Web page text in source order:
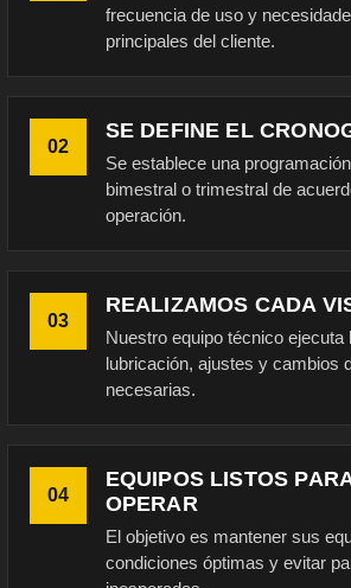
frecuencia de uso y
principales del cliente.
02
SE DEFINE EL
Se establece una programación
bimestral o trimestral de
operación.
03
REALIZAMOS CADA
Nuestro equipo técnico ejecuta
lubricación, ajustes y cambios
necesarias.
04
EQUIPOS LISTOS
OPERAR
El objetivo es mantener sus
condiciones óptimas y evitar